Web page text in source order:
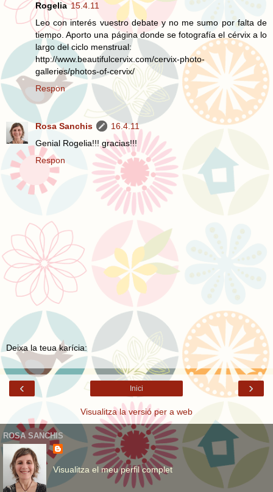
Rogelia 15.4.11
Leo con interés vuestro debate y no me sumo por falta de
tiempo. Aporto una página donde se fotografía el cérvix a lo
largo del ciclo menstrual:
http://www.beautifulcervix.com/cervix-photo-
galleries/photos-of-cervix/
Respon
Rosa Sanchis
16.4.11
Genial Rogelia!!! gracias!!!
Respon
Deixa la teua karícia:
‹ ›
Inici
Visualitza la versió per a web
ROSA SANCHIS
Visualitza el meu perfil complet